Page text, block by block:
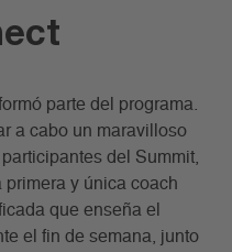
parte del programa.
a cabo un maravilloso
del Summit,
y única coach
que enseña el
el fin de semana, junto